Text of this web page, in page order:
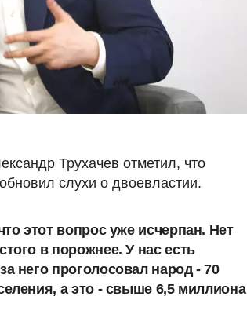
Трухачев отметил, что
слухи о двоевластии.
этот вопрос уже исчерпан. Нет
в порожнее. У нас есть
него проголосовал народ - 70
а это - свыше 6,5 миллиона